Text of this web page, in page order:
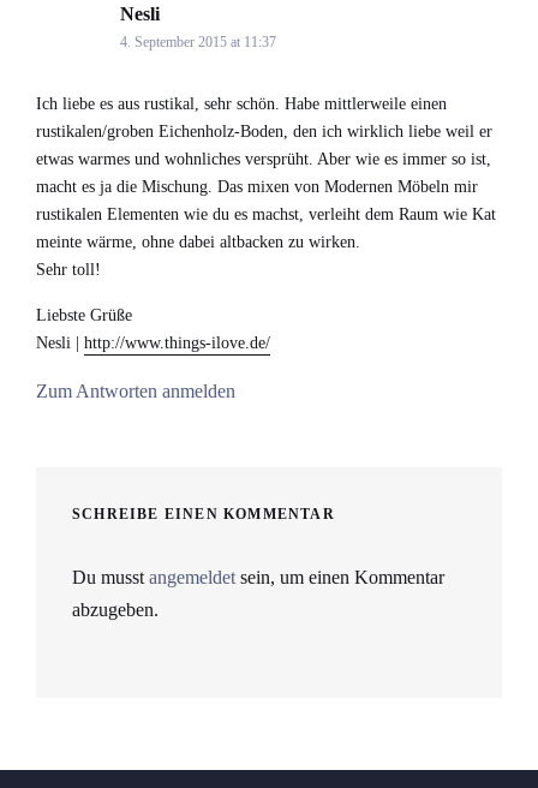
Neslisays:
4. September 2015 at 11:37
Ich liebe es aus rustikal, sehr schön. Habe mittlerweile einen
rustikalen/groben Eichenholz-Boden, den ich wirklich liebe weil er
etwas warmes und wohnliches versprüht. Aber wie es immer so ist,
macht es ja die Mischung. Das mixen von Modernen Möbeln mir
rustikalen Elementen wie du es machst, verleiht dem Raum wie Kat
meinte wärme, ohne dabei altbacken zu wirken.
Sehr toll!
Liebste Grüße
Nesli | http://www.things-ilove.de/
Zum Antworten anmelden
SCHREIBE EINEN KOMMENTAR
Du musstangemeldetsein, um einen Kommentar
abzugeben.